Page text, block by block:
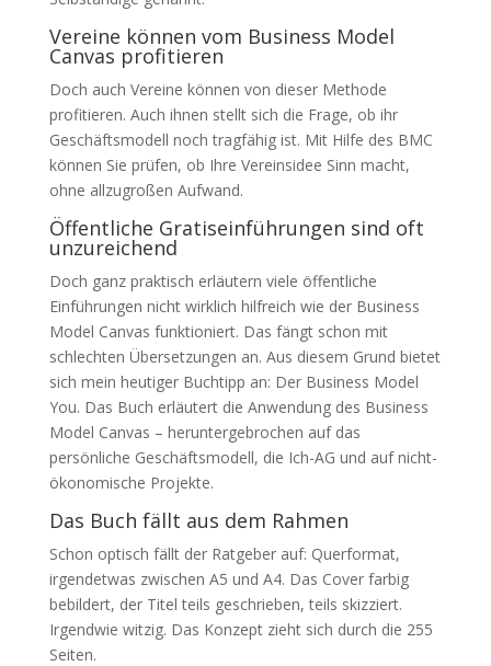
Vereine können vom Business Model
Canvas profitieren
Doch auch Vereine können von dieser Methode
profitieren. Auch ihnen stellt sich die Frage, ob ihr
Geschäftsmodell noch tragfähig ist. Mit Hilfe des BMC
können Sie prüfen, ob Ihre Vereinsidee Sinn macht,
ohne allzugroßen Aufwand.
Öffentliche Gratiseinführungen sind oft
unzureichend
Doch ganz praktisch erläutern viele öffentliche
Einführungen nicht wirklich hilfreich wie der Business
Model Canvas funktioniert. Das fängt schon mit
schlechten Übersetzungen an. Aus diesem Grund bietet
sich mein heutiger Buchtipp an: Der Business Model
You. Das Buch erläutert die Anwendung des Business
Model Canvas – heruntergebrochen auf das
persönliche Geschäftsmodell, die Ich-AG und auf nicht-
ökonomische Projekte.
Das Buch fällt aus dem Rahmen
Schon optisch fällt der Ratgeber auf: Querformat,
irgendetwas zwischen A5 und A4. Das Cover farbig
bebildert, der Titel teils geschrieben, teils skizziert.
Irgendwie witzig. Das Konzept zieht sich durch die 255
Seiten.